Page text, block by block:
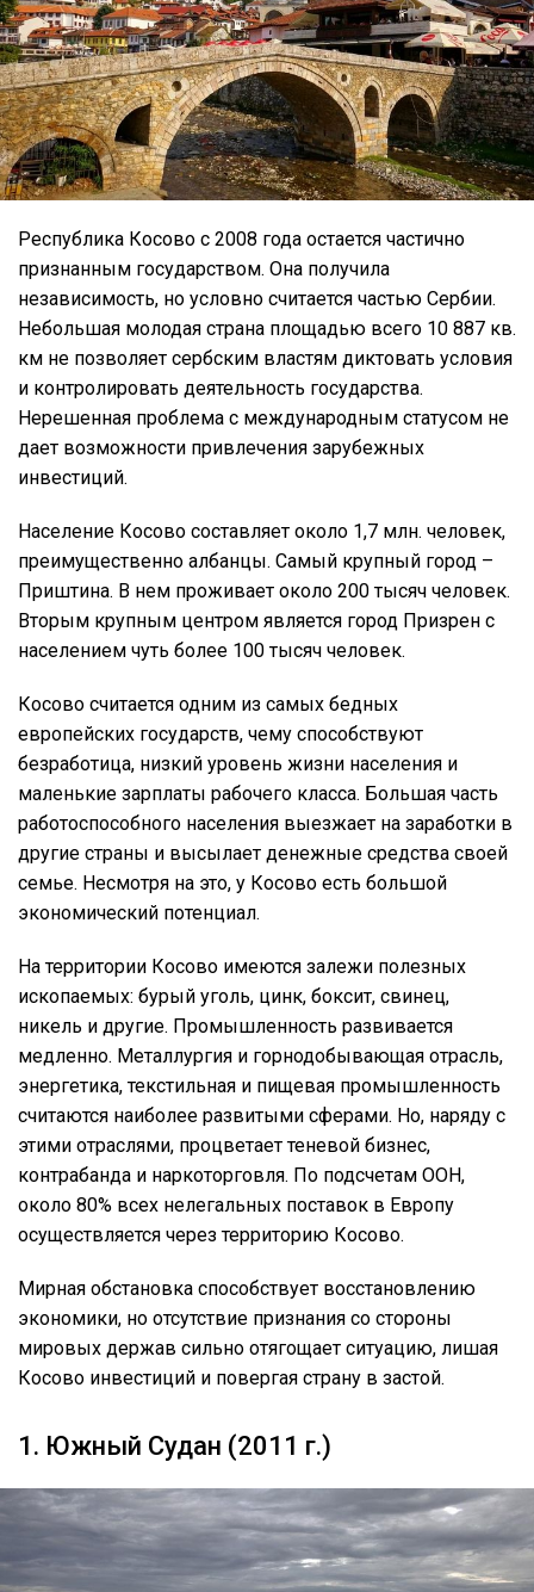
Республика Косово с 2008 года остается частично
признанным государством. Она получила
независимость, но условно считается частью Сербии.
Небольшая молодая страна площадью всего 10 887 кв.
км не позволяет сербским властям диктовать условия
и контролировать деятельность государства.
Нерешенная проблема с международным статусом не
дает возможности привлечения зарубежных
инвестиций.
Население Косово составляет около 1,7 млн. человек,
преимущественно албанцы. Самый крупный город –
Приштина. В нем проживает около 200 тысяч человек.
Вторым крупным центром является город Призрен с
населением чуть более 100 тысяч человек.
Косово считается одним из самых бедных
европейских государств, чему способствуют
безработица, низкий уровень жизни населения и
маленькие зарплаты рабочего класса. Большая часть
работоспособного населения выезжает на заработки в
другие страны и высылает денежные средства своей
семье. Несмотря на это, у Косово есть большой
экономический потенциал.
На территории Косово имеются залежи полезных
ископаемых: бурый уголь, цинк, боксит, свинец,
никель и другие. Промышленность развивается
медленно. Металлургия и горнодобывающая отрасль,
энергетика, текстильная и пищевая промышленность
считаются наиболее развитыми сферами. Но, наряду с
этими отраслями, процветает теневой бизнес,
контрабанда и наркоторговля. По подсчетам ООН,
около 80% всех нелегальных поставок в Европу
осуществляется через территорию Косово.
Мирная обстановка способствует восстановлению
экономики, но отсутствие признания со стороны
мировых держав сильно отягощает ситуацию, лишая
Косово инвестиций и повергая страну в застой.
1. Южный Судан (2011 г.)